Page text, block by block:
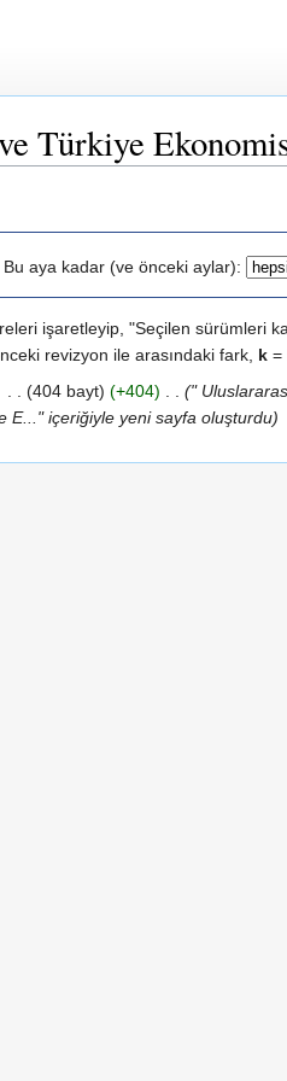
Türkiye
Bu aya kadar (ve önceki aylar):
işaretleyip, "Seçilen sürümleri
revizyon ile arasındaki fark, k =
(404 bayt) (+404)
("
E..." içeriğiyle yeni sayfa oluşturdu)